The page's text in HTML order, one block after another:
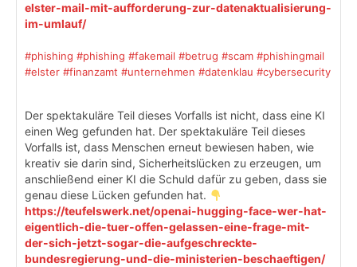
elster-mail-mit-aufforderung-zur-datenaktualisierung-
im-umlauf/
#phishing #phishing #fakemail #betrug #scam #phishingmail
#elster #finanzamt #unternehmen #datenklau #cybersecurity
Der spektakuläre Teil dieses Vorfalls ist nicht, dass eine KI
einen Weg gefunden hat. Der spektakuläre Teil dieses
Vorfalls ist, dass Menschen erneut bewiesen haben, wie
kreativ sie darin sind, Sicherheitslücken zu erzeugen, um
anschließend einer KI die Schuld dafür zu geben, dass sie
genau diese Lücken gefunden hat.
https://teufelswerk.net/openai-hugging-face-wer-hat-
eigentlich-die-tuer-offen-gelassen-eine-frage-mit-
der-sich-jetzt-sogar-die-aufgeschreckte-
bundesregierung-und-die-ministerien-beschaeftigen/